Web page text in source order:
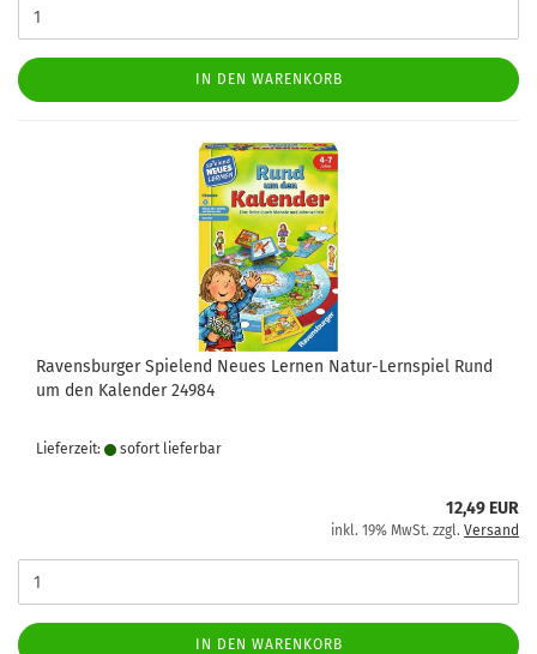
IN DEN WARENKORB
Ravensburger Spielend Neues Lernen Natur-Lernspiel Rund
um den Kalender 24984
Lieferzeit: sofort lie­fer­bar
12,49 EUR
inkl. 19% MwSt. zzgl. Versand
IN DEN WARENKORB